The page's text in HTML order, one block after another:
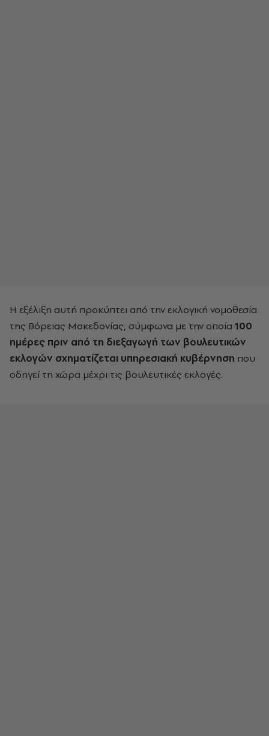
Η εξέλιξη αυτή προκύπτει από την εκλογική νομοθεσία
της Βόρειας Μακεδονίας, σύμφωνα με την οποία 100
ημέρες πριν από τη διεξαγωγή των βουλευτικών
εκλογών σχηματίζεται υπηρεσιακή κυβέρνηση που
οδηγεί τη χώρα μέχρι τις βουλευτικές εκλογές.